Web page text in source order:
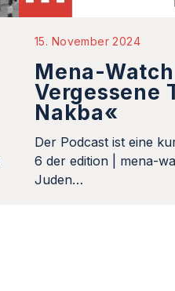
15. November 2024
Mena-
Vergessene
Nakba«
Der Podcast ist eine
6 der edition | mena-
Juden…